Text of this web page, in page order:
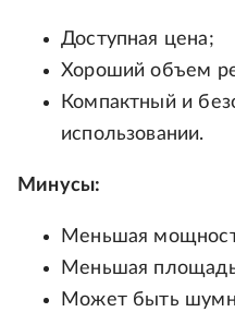
Доступная цена;
Хороший объем
Компактный и
использовании.
Минусы:
Меньшая
Меньшая
Может быть